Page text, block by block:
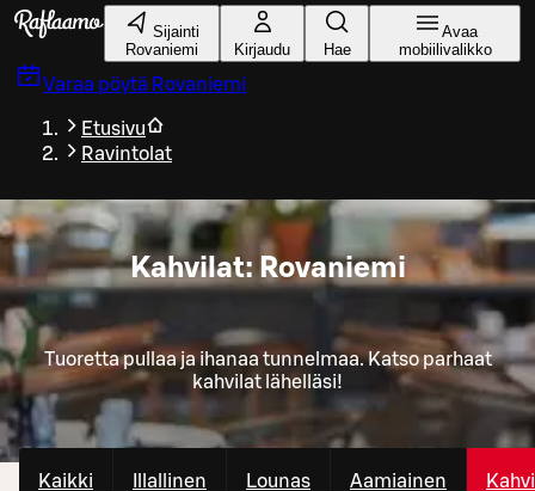
Siirry pääsisältöön
Sijainti
Rovaniemi
Kirjaudu Hae
Avaa
mobiilivalikko
Varaa pöytä Rovaniemi
Etusivu
Ravintolat
Kahvilat: Rovaniemi
Tuoretta pullaa ja ihanaa tunnelmaa. Katso parhaat
kahvilat lähelläsi!
Kaikki Illallinen Lounas Aamiainen